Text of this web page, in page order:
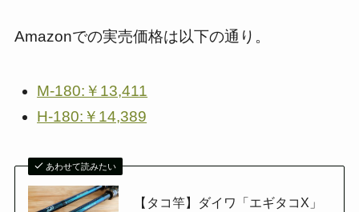
Amazonでの実売価格は以下の通り。
M-180:￥13,411
H-180:￥14,389
あわせて読みたい
【タコ竿】ダイワ「エギタコX」